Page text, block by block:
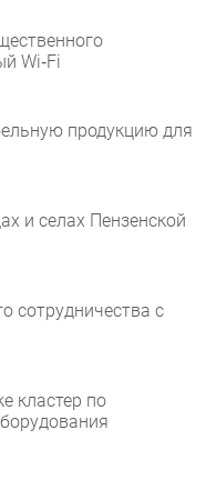
Wi‑Fi
продукцию для
и селах Пензенской
сотрудничества с
кластер по